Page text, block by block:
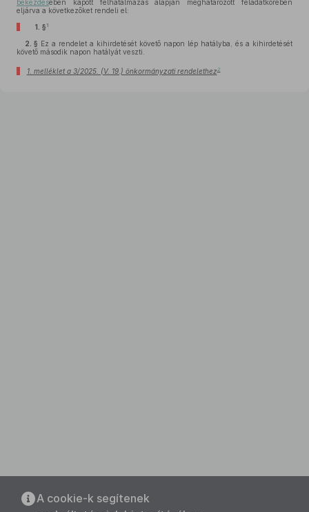
bekezdésében kapott felhatalmazás alapján meghatározott feladatkörében
eljárva a következőket rendeli el:
1. § 1
2. § Ez a rendelet a kihirdetését követő napon lép hatályba, és a kihirdetését
követő második napon hatályát veszti.
1. melléklet a 3/2025. (V. 19.) önkormányzati rendelethez2
A cookie-k segítenek